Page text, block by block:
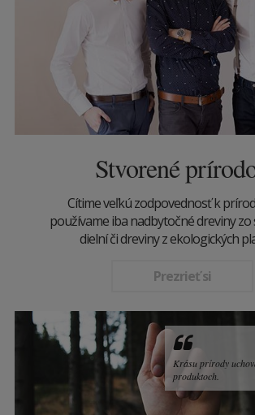
Stvorené
Cítime veľkú zodpovednosť k
používame iba nadbytočné dreviny
dielní či dreviny z ekologických
Prezrieť si
Krásu prírody
produktoch.